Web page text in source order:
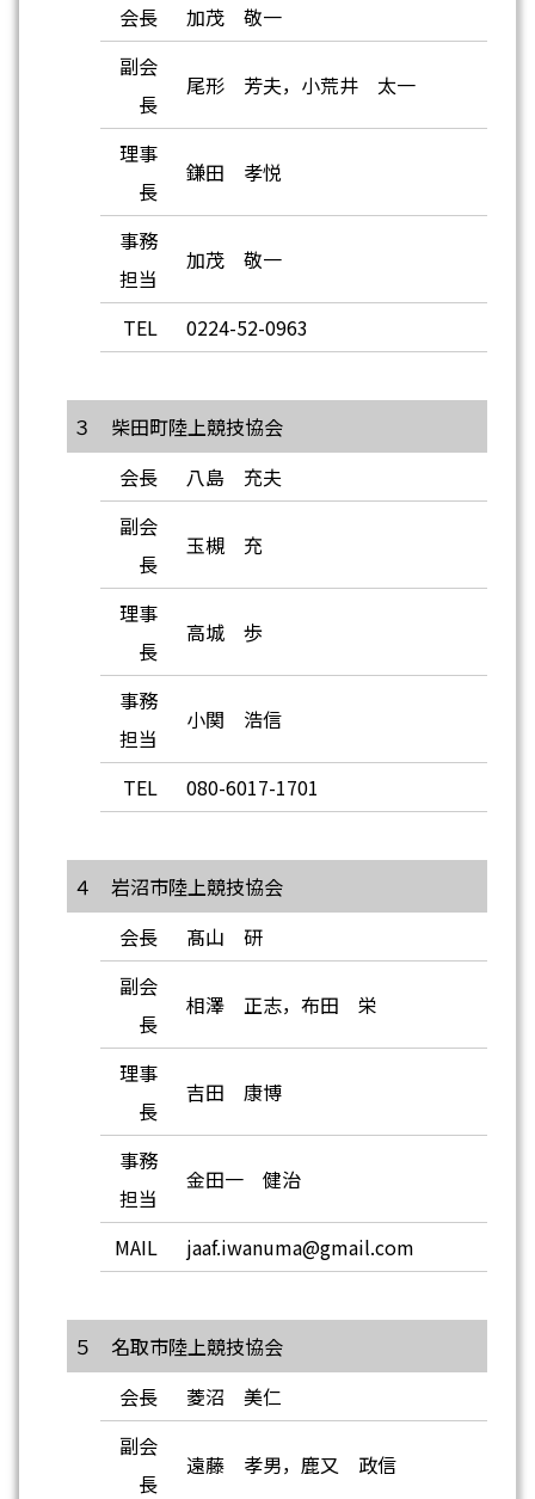
会長
加茂 敬一
副会
長
尾形 芳夫，小荒井 太一
理事
長
鎌田 孝悦
事務
担当
加茂 敬一
TEL 0224-52-0963
３ 柴田町陸上競技協会
会長
八島 充夫
副会
長
玉槻 充
理事
長
高城 歩
事務
担当
小関 浩信
TEL 080-6017-1701
４ 岩沼市陸上競技協会
会長
髙山 研
副会
長
相澤 正志，布田 栄
理事
長
吉田 康博
事務
担当
金田一 健治
MAIL jaaf.iwanuma@gmail.com
５ 名取市陸上競技協会
会長
菱沼 美仁
副会
長
遠藤 孝男，鹿又 政信